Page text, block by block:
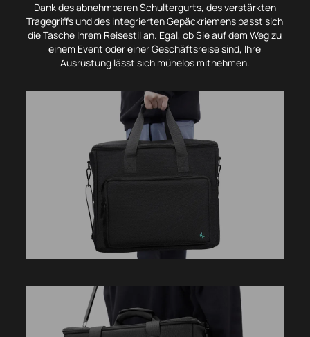
Dank des abnehmbaren Schultergurts, des verstärkten
Tragegriffs und des integrierten Gepäckriemens passt sich
die Tasche Ihrem Reisestil an. Egal, ob Sie auf dem Weg zu
einem Event oder einer Geschäftsreise sind, Ihre
Ausrüstung lässt sich mühelos mitnehmen.